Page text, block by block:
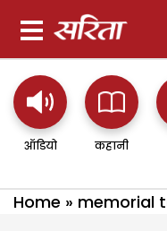
ऑडियो कहानी
Home » memorial